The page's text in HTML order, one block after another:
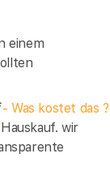
einem
- Was kostet das ?
wir